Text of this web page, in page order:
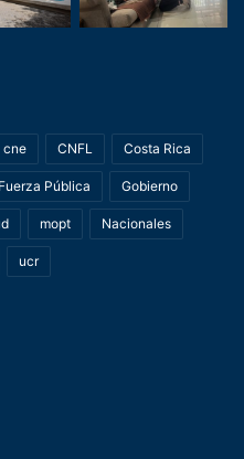
cne CNFL Costa Rica
Fuerza Pública Gobierno
mopt Nacionales
ucr